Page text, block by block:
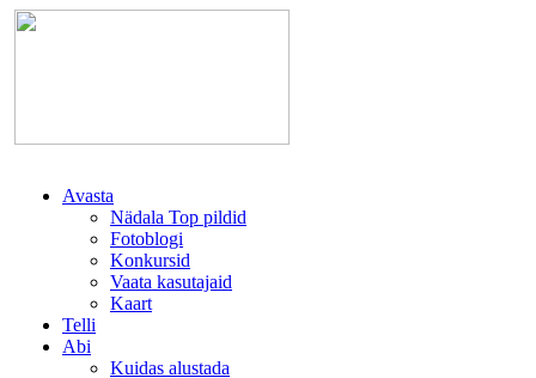
Avasta
Nädala Top pildid
Fotoblogi
Konkursid
Vaata kasutajaid
Kaart
Telli
Abi
Kuidas alustada